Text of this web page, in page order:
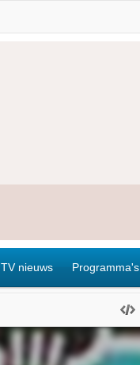
TV nieuws Programma's